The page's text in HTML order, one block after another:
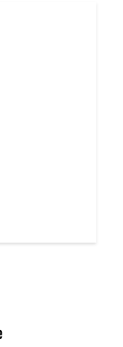
youtube-